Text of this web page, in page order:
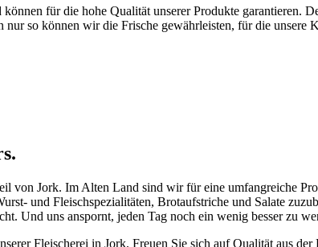
für die hohe Qualität unserer Produkte garantieren.
nur so können wir die Frische gewährleisten, für die unsere
von Jork. Im Alten Land sind wir für eine umfangreiche
und Fleischspezialitäten, Brotaufstriche und Salate
Und uns anspornt, jeden Tag noch ein wenig besser zu
Fleischerei in Jork. Freuen Sie sich auf Qualität aus